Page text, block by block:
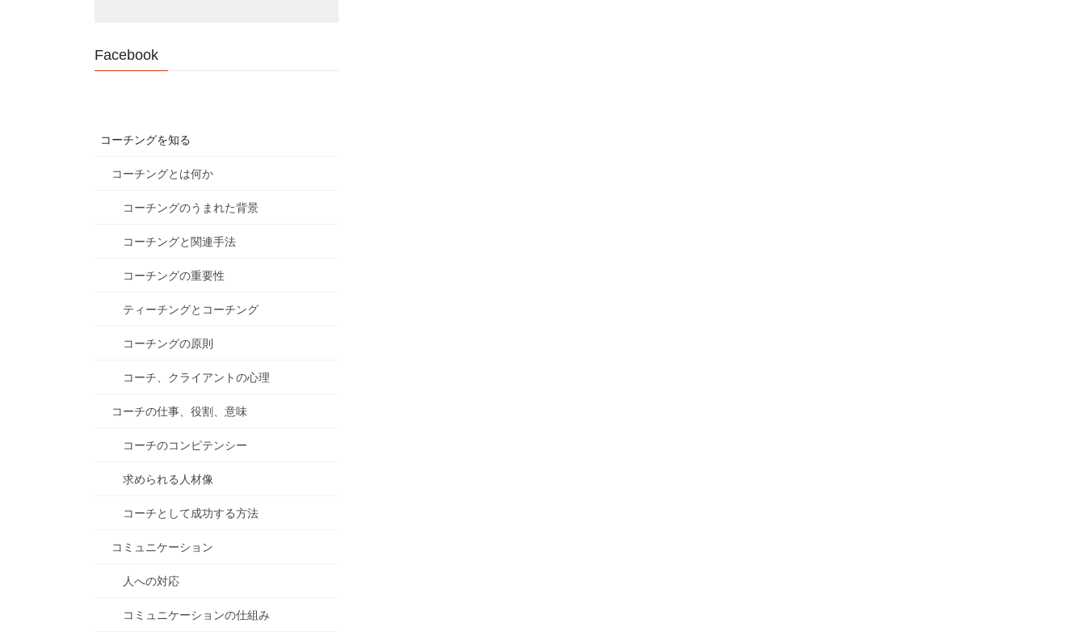
Facebook
コーチングを知る
コーチングとは何か
コーチングのうまれた背景
コーチングと関連手法
コーチングの重要性
ティーチングとコーチング
コーチングの原則
コーチ、クライアントの心理
コーチの仕事、役割、意味
コーチのコンピテンシー
求められる人材像
コーチとして成功する方法
コミュニケーション
人への対応
コミュニケーションの仕組み